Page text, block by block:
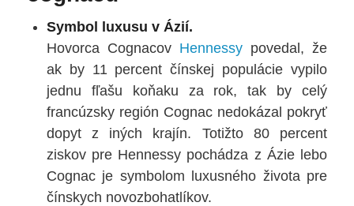
Symbol luxusu v Ázií.
Hovorca Cognacov Hennessy povedal, že
ak by 11 percent čínskej populácie vypilo
jednu fľašu koňaku za rok, tak by celý
francúzsky región Cognac nedokázal pokryť
dopyt z iných krajín. Totižto 80 percent
ziskov pre Hennessy pochádza z Ázie lebo
Cognac je symbolom luxusného života pre
čínskych novozbohatlíkov.